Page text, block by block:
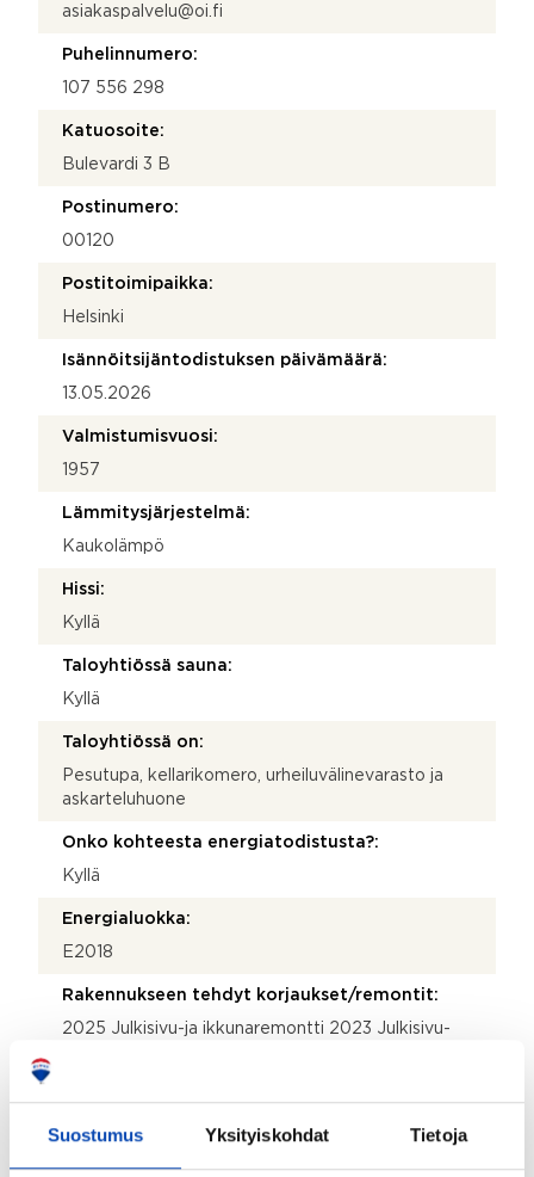
Suostumus Yksityiskohdat Tietoja
asiakaspalvelu@oi.fi
Puhelinnumero:
107 556 298
Katuosoite:
Bulevardi 3 B
Postinumero:
00120
Postitoimipaikka:
Helsinki
Isännöitsijäntodistuksen päivämäärä:
13.05.2026
Valmistumisvuosi:
1957
Lämmitysjärjestelmä:
Kaukolämpö
Hissi:
Kyllä
Taloyhtiössä sauna:
Kyllä
Taloyhtiössä on:
Pesutupa, kellarikomero, urheiluvälinevarasto ja
askarteluhuone
Onko kohteesta energiatodistusta?:
Kyllä
Energialuokka:
E2018
Rakennukseen tehdyt korjaukset/remontit:
2025 Julkisivu-ja ikkunaremontti 2023 Julkisivu-
pintalukkojen asennus 5 kpl 2020 Pihasaneeraus
2020 A5 hston maalaus ja laminaattilattian asennus
2020 A1 hston mittava saneeraus 2020 Syväjäte